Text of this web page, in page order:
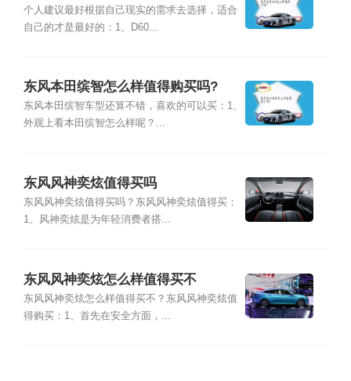
个人建议最好根据自己现实的需求去选择，适合
自己的才是最好的：1、D60...
东风本田缤智怎么样值得购买吗?
东风本田缤智车型还算不错，喜欢的可以买：1、
外观上看本田缤智怎么样呢？...
东风风神奕炫值得买吗
东风风神奕炫值得买吗？东风风神奕炫值得买：
1、风神奕炫是为年轻消费者搭...
东风风神奕炫怎么样值得买不
东风风神奕炫怎么样值得买不？东风风神奕炫值
得购买：1、首先在安全方面，...